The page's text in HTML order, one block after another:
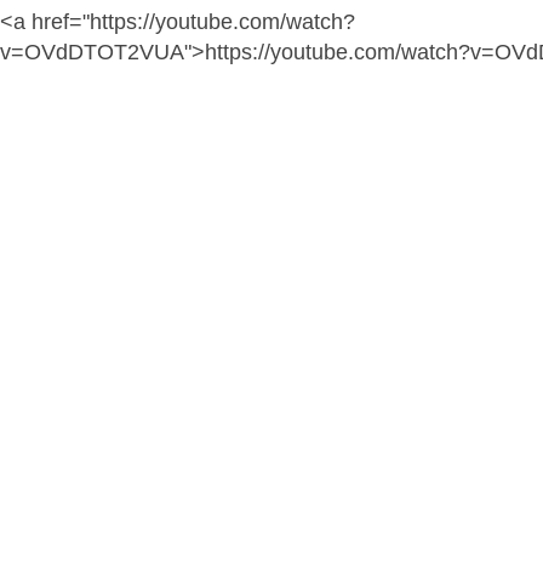
<a href="https://youtube.com/watch?
v=OVdDTOT2VUA">https://youtube.com/